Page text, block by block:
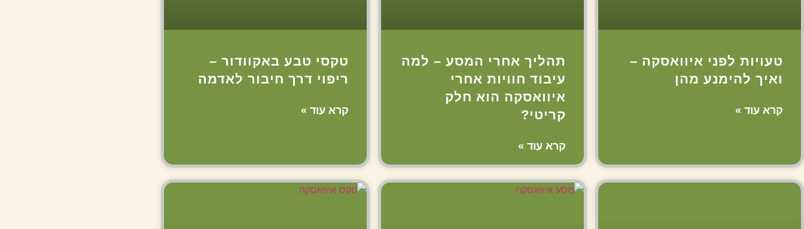
טעויות לפני איוואסקה –
ואיך להימנע מהן
קרא עוד »
תהליך אחרי המסע – למה
עיבוד חוויות אחרי
איוואסקה הוא חלק
קריטי?
קרא עוד »
טקסי טבע באקוודור –
ריפוי דרך חיבור לאדמה
קרא עוד »